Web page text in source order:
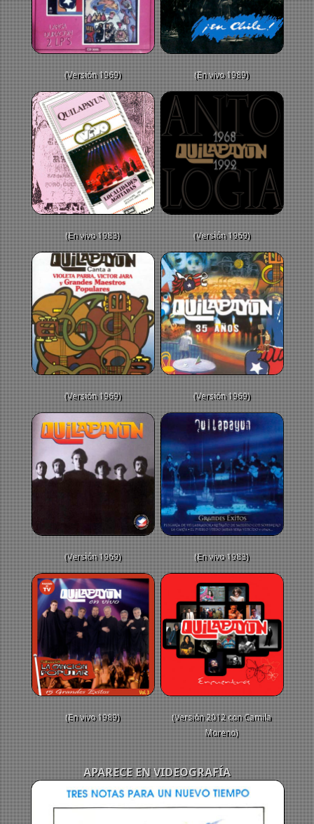
(Versión 1969) (En vivo 1989)
(En vivo 1983) (Versión 1969)
(Versión 1969) (Versión 1969)
(Versión 1969) (En vivo 1983)
(En vivo 1989)
(Versión 2012 con Camila
Moreno)
APARECE EN VIDEOGRAFÍA